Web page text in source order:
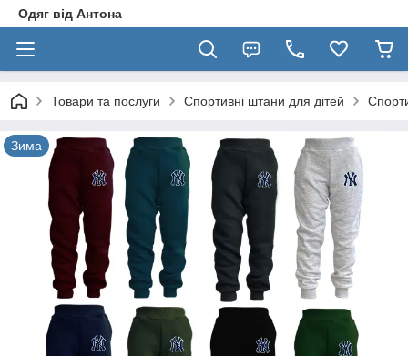
Одяг від Антона
Товари та послуги Спортивні штани для дітей
Зима